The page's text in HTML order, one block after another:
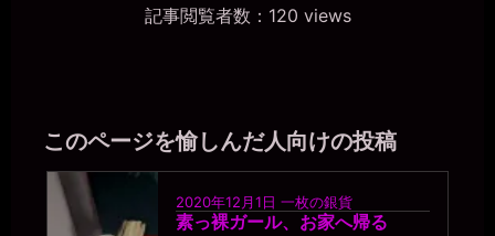
記事閲覧者数：120 views
このページを愉しんだ人向けの投稿
2020年12月1日 一枚の銀貨
素っ裸ガール、お家へ帰る
なるほど。つまり、肉便器としてはセックスで商売するより、タダ
として扱われたいわけだ。
2026年7月18日 - 21:11
うう。。風俗はいやです。。マッチングアプリの男性にはホ別1で使
っていただいているので1人１万円はいただいています。。